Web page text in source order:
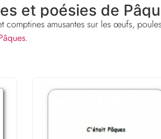
et poésies de
comptines amusantes sur les œufs,
.